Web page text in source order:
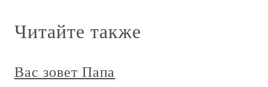
Читайте также
Вас зовет Папа